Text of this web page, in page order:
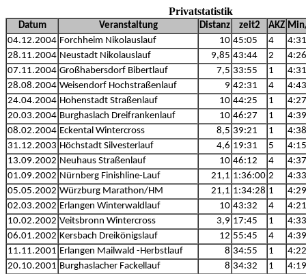
Privatstatistik
Datum Veranstaltung Distanz zeit2 AKZ
04.12.2004 Forchheim Nikolauslauf 10 45:05 4
4:31
28.11.2004 Neustadt Nikolauslauf 9,85 43:44 2
4:26
07.11.2004 Großhabersdorf Bibertlauf 7,5 33:55 1
4:31
28.08.2004 Weisendorf Hochstraßenlauf 9 42:31 4
4:43
24.04.2004 Hohenstadt Straßenlauf 10 44:25 1
4:27
20.03.2004 Burghaslach Dreifrankenlauf 10 46:27 1
4:39
08.02.2004 Eckental Wintercross 8,5 39:21 1
4:38
31.12.2003 Höchstadt Silvesterlauf 4,6 19:31 5
4:15
13.09.2002 Neuhaus Straßenlauf 10 46:12 4
4:37
01.09.2002 Nürnberg Finishline-Lauf 21,1 1:36:00 2
4:33
05.05.2002 Würzburg Marathon/HM 21,1 1:34:28 1
4:29
02.03.2002 Erlangen Winterwaldlauf 10 43:32 4
4:21
10.02.2002 Veitsbronn Wintercross 3,9 17:45 1
4:33
06.01.2002 Kersbach Dreikönigslauf 12 55:45 4
4:39
11.11.2001 Erlangen Mailwald -Herbstlauf 8 34:55 1
4:22
20.10.2001 Burghaslacher Fackellauf 8 34:32 1
4:19